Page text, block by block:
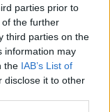
parties prior to
the further
third parties on the
information may
the IAB’s List of
disclose it to other